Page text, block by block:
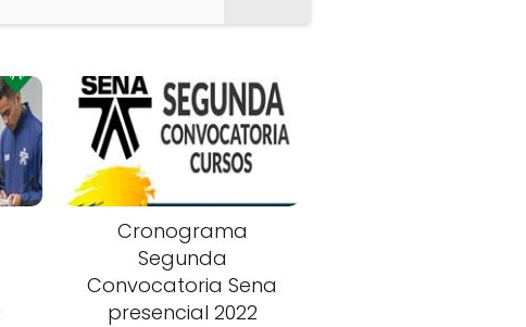
Cronograma
Segunda
Convocatoria Sena
presencial 2022